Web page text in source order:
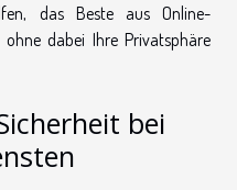
das Beste aus Online-
ohne dabei Ihre Privatsphäre
bei